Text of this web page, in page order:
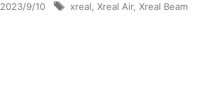
2023/9/10 xreal Xreal Air, Xreal Beam